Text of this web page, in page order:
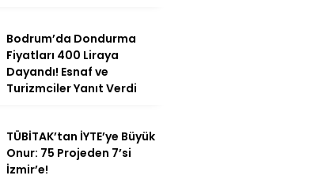
Bodrum’da Dondurma
Fiyatları 400 Liraya
Dayandı! Esnaf ve
Turizmciler Yanıt Verdi
TÜBİTAK’tan İYTE’ye Büyük
Onur: 75 Projeden 7’si
İzmir’e!